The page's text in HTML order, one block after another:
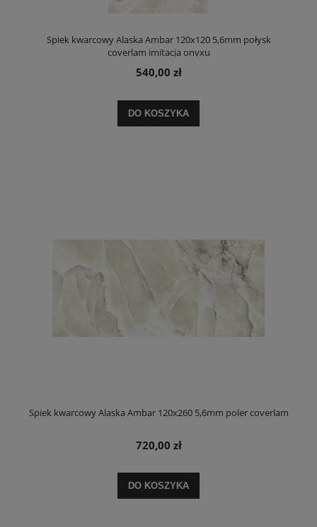
Spiek kwarcowy Alaska Ambar 120x120 5,6mm połysk
coverlam imitacja onyxu
540,00 zł
DO KOSZYKA
Spiek kwarcowy Alaska Ambar 120x260 5,6mm poler coverlam
720,00 zł
DO KOSZYKA